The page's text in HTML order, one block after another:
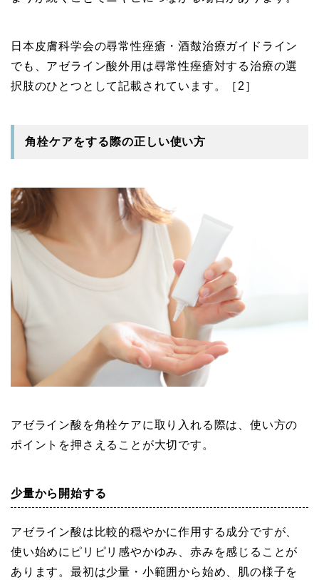
日本皮膚科学会の尋常性痤瘡・酒皶治療ガイドライン
でも、アゼライン酸外用は尋常性痤瘡対する治療の選
択肢のひとつとして記載されています。［2］
角栓ケアをする際の正しい使い方
アゼライン酸を角栓ケアに取り入れる際は、使い方の
ポイントを押さえることが大切です。
少量から開始する
アゼライン酸は比較的穏やかに作用する成分ですが、
使い始めにピリピリ感やかゆみ、赤みを感じることが
あります。最初は少量・小範囲から始め、肌の様子を